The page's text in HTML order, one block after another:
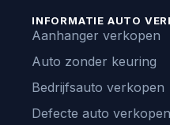
INFORMATIE AUTO
Aanhanger verkopen
Auto zonder keuring
Bedrijfsauto verkopen
Defecte auto verkopen